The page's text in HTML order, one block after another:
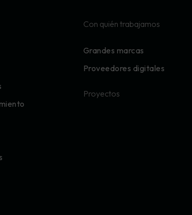
Con quién trabajamos
Grandes marcas
Proveedores digitales
Proyectos